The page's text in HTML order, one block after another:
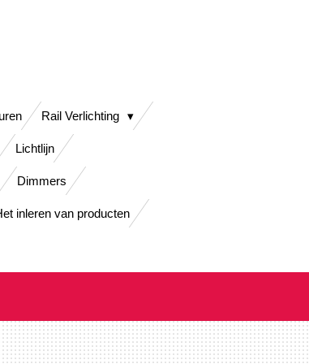
Rail Verlichting
Lichtlijn
Dimmers
inleren van producten